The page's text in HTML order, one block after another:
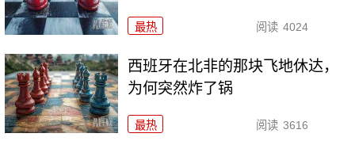
最热 阅读 4024
西班牙在北非的那块飞地休达，
为何突然炸了锅
最热 阅读 3616